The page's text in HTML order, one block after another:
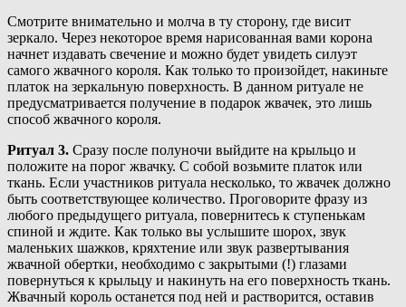
Смотрите внимательно и молча в ту сторону, где висит
зеркало. Через некоторое время нарисованная вами корона
начнет издавать свечение и можно будет увидеть силуэт
самого жвачного короля. Как только то произойдет, накиньте
платок на зеркальную поверхность. В данном ритуале не
предусматривается получение в подарок жвачек, это лишь
способ жвачного короля.
Ритуал 3. Сразу после полуночи выйдите на крыльцо и
положите на порог жвачку. С собой возьмите платок или
ткань. Если участников ритуала несколько, то жвачек должно
быть соответствующее количество. Проговорите фразу из
любого предыдущего ритуала, повернитесь к ступенькам
спиной и ждите. Как только вы услышите шорох, звук
маленьких шажков, кряхтение или звук развертывания
жвачной обертки, необходимо с закрытыми (!) глазами
повернуться к крыльцу и накинуть на его поверхность ткань.
Жвачный король останется под ней и растворится, оставив